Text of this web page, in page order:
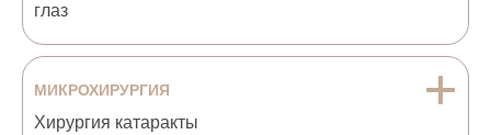
глаз
МИКРОХИРУРГИЯ
Хирургия катаракты